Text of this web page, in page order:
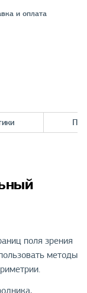
и оплата
поля зрения
методы